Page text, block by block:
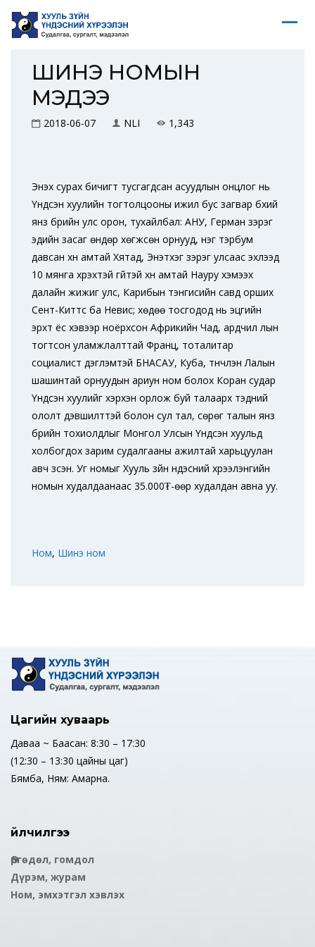
ШИНЭ НОМЫН
МЭДЭЭ
2018-06-07 NLI 1,343
Энэхүү сурах бичигт тусгагдсан асуудлын онцлог нь
Үндсэн хуулийн тогтолцооны ижил бус загвар бүхий
янз бүрийн улс орон, тухайлбал: АНУ, Герман зэрэг
эдийн засаг өндөр хөгжсөн орнууд, нэг тэрбум
давсан хүн амтай Хятад, Энэтхэг зэрэг улсаас эхлээд
10 мянга хүрэхтэй үгүйтэй хүн амтай Науру хэмээх
далайн жижиг улс, Карибын тэнгисийн савд орших
Сент-Киттс ба Невис; хөдөө тосгодод нь эцгийн
эрхт ёс хэвээр ноёрхсон Африкийн Чад, ардчил лын
тогтсон уламжлалттай Франц, тоталитар
социалист дэглэмтэй БНАСАУ, Куба, түүнчлэн Лалын
шашинтай орнуудын ариун ном болох Коран судар
Үндсэн хуулийг хэрхэн орлож буй талаарх тэдний
ололт дэвшилттэй болон сул тал, сөрөг талын янз
бүрийн тохиолдлыг Монгол Улсын Үндсэн хуульд
холбогдох зарим судалгааны ажилтай харьцуулан
авч үзсэн. Уг номыг Хууль зүйн үндэсний хүрээлэнгийн
номын худалдаанаас 35.000₮-өөр худалдан авна уу.
Ном, Шинэ ном
Цагийн хуваарь
Даваа ~ Баасан: 8:30 – 17:30
(12:30 – 13:30 цайны цаг)
Бямба, Ням: Амарна.
Үйлчилгээ
Өргөдөл, гомдол
Дүрэм, журам
Ном, эмхэтгэл хэвлэх